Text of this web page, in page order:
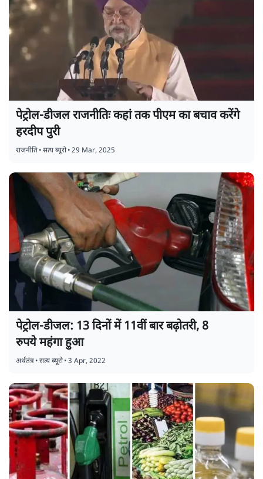
पेट्रोल-डीजल राजनीतिः कहां तक पीएम का बचाव करेंगे
हरदीप पुरी
राजनीति•सत्य ब्यूरो•29 Mar, 2025
पेट्रोल-डीजल: 13 दिनों में 11वीं बार बढ़ोतरी, 8
रुपये महंगा हुआ
अर्थतंत्र•सत्य ब्यूरो•3 Apr, 2022